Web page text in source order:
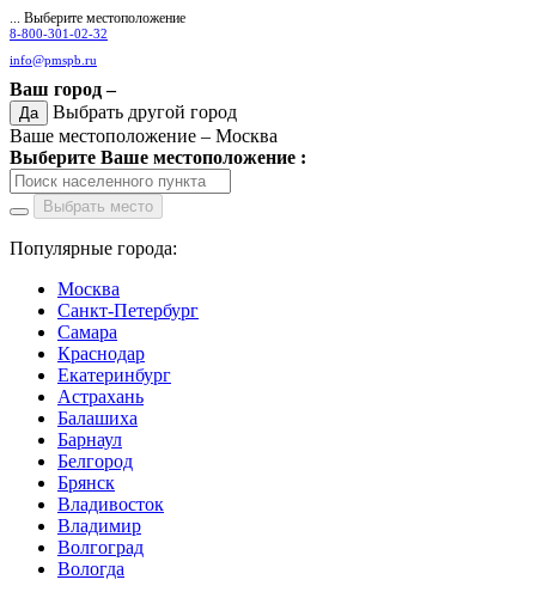
... Выберите местоположение
8-800-301-02-32
info@pmspb.ru
Ваш город –
Да
Выбрать другой город
Ваше местоположение – Москва
Выберите Ваше местоположение :
Выбрать место
Популярные города:
Москва
Санкт-Петербург
Самара
Краснодар
Екатеринбург
Астрахань
Балашиха
Барнаул
Белгород
Брянск
Владивосток
Владимир
Волгоград
Вологда